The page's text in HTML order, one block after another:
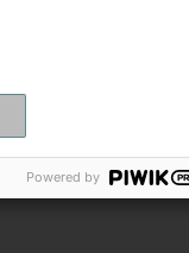
Powered by